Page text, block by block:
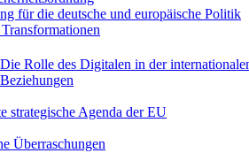
für die deutsche und europäische Politik
Rolle des Digitalen in der
strategische Agenda der EU
Überraschungen